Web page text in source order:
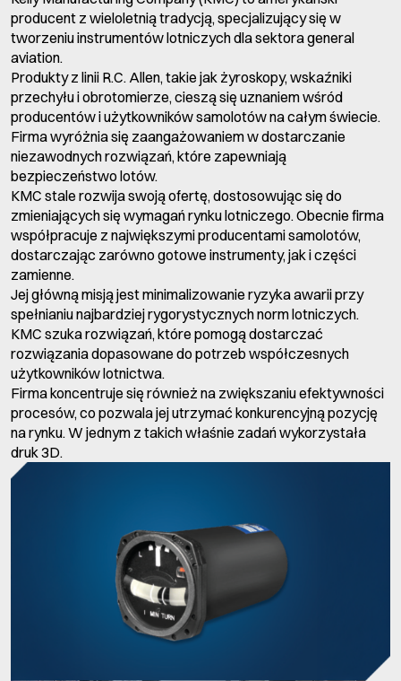
producent z wieloletnią tradycją, specjalizujący się w
tworzeniu instrumentów lotniczych dla sektora general
aviation.
Produkty z linii R.C. Allen, takie jak żyroskopy, wskaźniki
przechyłu i obrotomierze, cieszą się uznaniem wśród
producentów i użytkowników samolotów na całym świecie.
Firma wyróżnia się zaangażowaniem w dostarczanie
niezawodnych rozwiązań, które zapewniają
bezpieczeństwo lotów.
KMC stale rozwija swoją ofertę, dostosowując się do
zmieniających się wymagań rynku lotniczego. Obecnie firma
współpracuje z największymi producentami samolotów,
dostarczając zarówno gotowe instrumenty, jak i części
zamienne.
Jej główną misją jest minimalizowanie ryzyka awarii przy
spełnianiu najbardziej rygorystycznych norm lotniczych.
KMC szuka rozwiązań, które pomogą dostarczać
rozwiązania dopasowane do potrzeb współczesnych
użytkowników lotnictwa.
Firma koncentruje się również na zwiększaniu efektywności
procesów, co pozwala jej utrzymać konkurencyjną pozycję
na rynku. W jednym z takich właśnie zadań wykorzystała
druk 3D.